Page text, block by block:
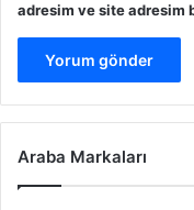
adresim ve site adresim
Araba Markaları